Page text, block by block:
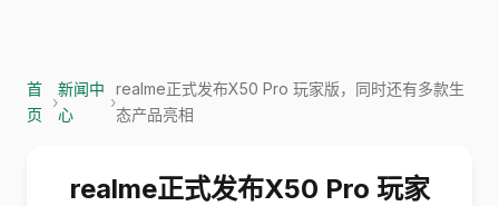
首
页
›
新闻中
心
›
realme正式发布X50 Pro 玩家版，同时还有多款生
态产品亮相
realme正式发布X50 Pro 玩家